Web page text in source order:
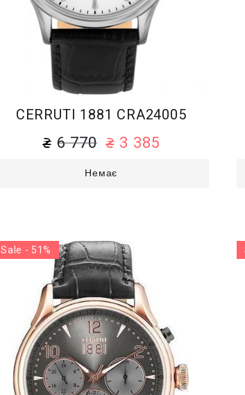
CERRUTI 1881 CRA24005
6 770 3 385
Немає
Sale - 51%